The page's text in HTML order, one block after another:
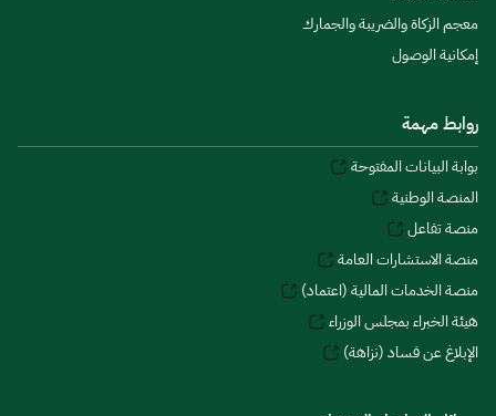
معجم الزكاة والضريبة والجمارك
إمكانية الوصول
روابط مهمة
بوابة البيانات المفتوحة
المنصة الوطنية
منصة تفاعل
منصة الاستشارات العامة
منصة الخدمات المالية (اعتماد)
هيئة الخبراء بمجلس الوزراء
الإبلاغ عن فساد (نزاهة)